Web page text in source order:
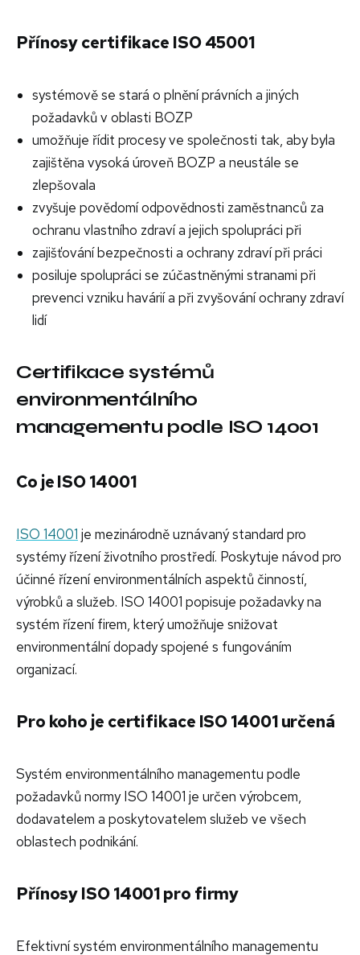
Přínosy certifikace ISO 45001
systémově se stará o plnění právních a jiných
požadavků v oblasti BOZP
umožňuje řídit procesy ve společnosti tak, aby byla
zajištěna vysoká úroveň BOZP a neustále se
zlepšovala
zvyšuje povědomí odpovědnosti zaměstnanců za
ochranu vlastního zdraví a jejich spolupráci při
zajišťování bezpečnosti a ochrany zdraví při práci
posiluje spolupráci se zúčastněnými stranami při
prevenci vzniku havárií a při zvyšování ochrany zdraví
lidí
Certifikace systémů
environmentálního
managementu podle ISO 14001
Co je ISO 14001
ISO 14001 je mezinárodně uznávaný standard pro
systémy řízení životního prostředí. Poskytuje návod pro
účinné řízení environmentálních aspektů činností,
výrobků a služeb. ISO 14001 popisuje požadavky na
systém řízení firem, který umožňuje snižovat
environmentální dopady spojené s fungováním
organizací.
Pro koho je certifikace ISO 14001 určená
Systém environmentálního managementu podle
požadavků normy ISO 14001 je určen výrobcem,
dodavatelem a poskytovatelem služeb ve všech
oblastech podnikání.
Přínosy ISO 14001 pro firmy
Efektivní systém environmentálního managementu